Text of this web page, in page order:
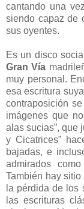
cantando una
siendo capaz de
sus oyentes.
Es un disco
Gran Vía
muy personal.
esa escritura
contraposición
imágenes que
alas sucias”, que
y Cicatrices”
bajadas, e
admirados
También hay
la pérdida de los
las escrituras